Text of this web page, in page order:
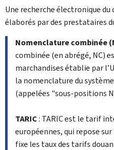
Une recherche électronique
élaborés par des prestataires
Nomenclature combinée
combinée (en abrégé, NC)
marchandises établie par
la nomenclature du
(appelées "sous-positions
TARIC: TARIC est le tarif
européennes, qui repose
fixe les taux des tarifs